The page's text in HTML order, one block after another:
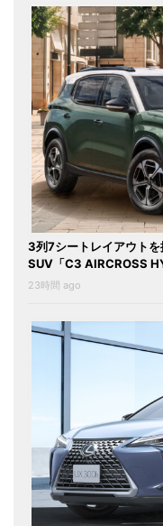
3列7シートレイアウト
SUV「C3 AIRCROSS
23時間 ago